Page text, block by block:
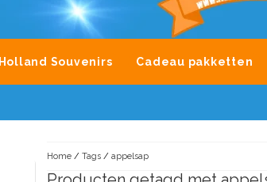
Holland Souvenirs Cadeau pakketten
Home/ Tags/ appelsap